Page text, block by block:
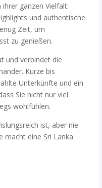
ganzen Vielfalt:
und authentische
Zeit, um
zu genießen.
und verbindet die
Kurze bis
Unterkünfte und ein
Sie nicht nur viel
wohlfühlen.
ist, aber nie
macht eine Sri Lanka